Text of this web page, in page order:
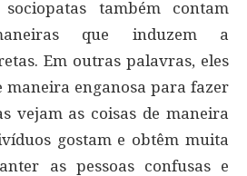
sociopatas também contam
que induzem a
Em outras palavras, eles
maneira enganosa para fazer
vejam as coisas de maneira
gostam e obtêm muita
as pessoas confusas e